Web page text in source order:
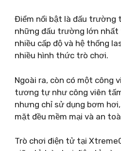
Điểm nổi bật là đấu trường
những đấu trường lớn nhất
nhiều cấp độ và hệ thống
nhiều hình thức trò chơi.
Ngoài ra, còn có một công
tương tự như công viên
nhưng chỉ sử dụng bơm
mặt đều mềm mại và an
Trò chơi điện tử tại